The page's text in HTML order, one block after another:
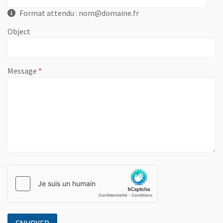
Format attendu : nom@domaine.fr
Object
Message , champ obligatoire